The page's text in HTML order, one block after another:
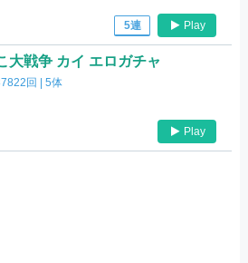
5連 Play
大戦争 カイ エロガチャ
回 |5体
Play